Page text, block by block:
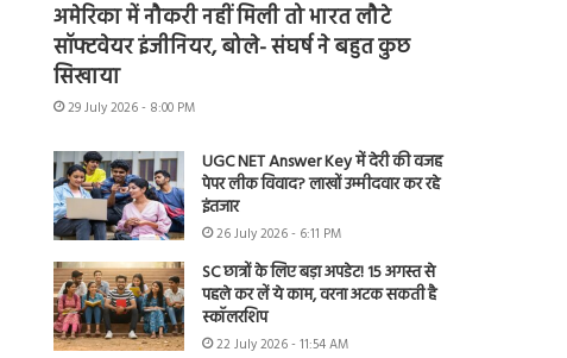
अमेरिका में नौकरी नहीं मिली तो भारत लौटे
सॉफ्टवेयर इंजीनियर, बोले- संघर्ष ने बहुत कुछ
सिखाया
29 July 2026 - 8:00 PM
UGC NET Answer Key में देरी की वजह
पेपर लीक विवाद? लाखों उम्मीदवार कर रहे
इंतजार
26 July 2026 - 6:11 PM
SC छात्रों के लिए बड़ा अपडेट! 15 अगस्त से
पहले कर लें ये काम, वरना अटक सकती है
स्कॉलरशिप
22 July 2026 - 11:54 AM